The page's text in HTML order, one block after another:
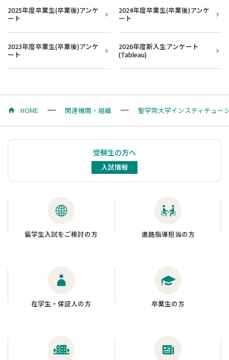
2025年度卒業生(卒業後)アンケ
ート
2024年度卒業生(卒業後)アンケ
ート
2023年度卒業生(卒業後)アンケ
ート
2026年度新入生アンケート
(Tableau)
HOME 関連機関・組織 聖学院大学インスティテュー
受験生の方へ
入試情報
留学生入試をご検討の方 進路指導担当の方
在学生・保証人の方 卒業生の方